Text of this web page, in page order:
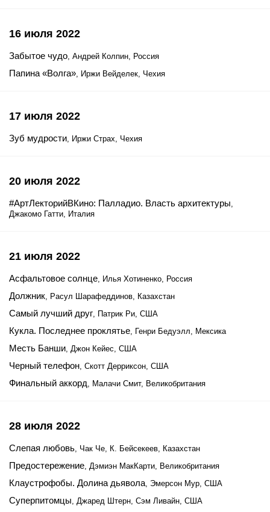
16 июля 2022
Забытое чудо, Андрей Колпин, Россия
Папина «Волга», Иржи Вейделек, Чехия
17 июля 2022
Зуб мудрости, Иржи Страх, Чехия
20 июля 2022
#АртЛекторийВКино: Палладио. Власть архитектуры,
Джакомо Гатти, Италия
21 июля 2022
Асфальтовое солнце, Илья Хотиненко, Россия
Должник, Расул Шарафеддинов, Казахстан
Самый лучший друг, Патрик Ри, США
Кукла. Последнее проклятье, Генри Бедуэлл, Мексика
Месть Банши, Джон Кейес, США
Черный телефон, Скотт Дерриксон, США
Финальный аккорд, Малачи Смит, Великобритания
28 июля 2022
Слепая любовь, Чак Че, К. Бейсекеев, Казахстан
Предостережение, Дэмиэн МакКарти, Великобритания
Клаустрофобы. Долина дьявола, Эмерсон Мур, США
Суперпитомцы, Джаред Штерн, Сэм Ливайн, США